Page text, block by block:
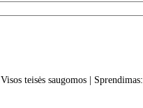
Visos teisės saugomos | Sprendimas: